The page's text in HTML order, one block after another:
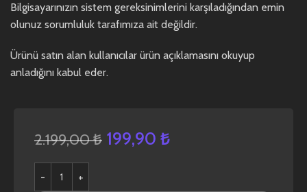
Bilgisayarınızın sistem gereksinimlerini karşıladığından emin
olunuz sorumluluk tarafımıza ait değildir.
Ürünü satın alan kullanıcılar ürün açıklamasını okuyup
anladığını kabul eder.
2.199,00₺ 199,90 ₺